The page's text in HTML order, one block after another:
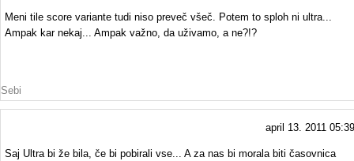
Meni tile score variante tudi niso preveč všeč. Potem to sploh ni ultra...
Ampak kar nekaj... Ampak važno, da uživamo, a ne?!?
Sebi
april 13. 2011 05:39
Saj Ultra bi že bila, če bi pobirali vse... A za nas bi morala biti časovnica